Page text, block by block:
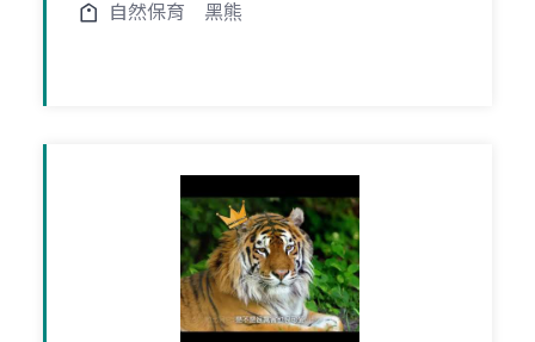
自然保育 黑熊